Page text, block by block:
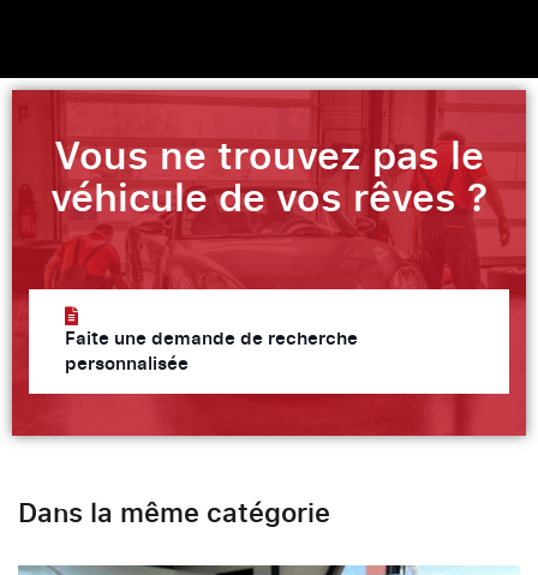
Vous ne trouvez pas le
véhicule de vos rêves ?
Faite une demande de recherche
personnalisée
Dans la même catégorie